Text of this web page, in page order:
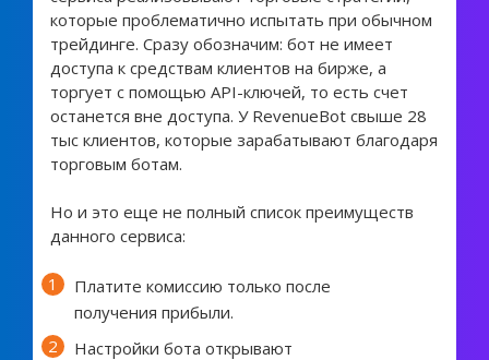
которые проблематично испытать при обычном
трейдинге. Сразу обозначим: бот не имеет
доступа к средствам клиентов на бирже, а
торгует с помощью API-ключей, то есть счет
останется вне доступа. У RevenueBot свыше 28
тыс клиентов, которые зарабатывают благодаря
торговым ботам.
Но и это еще не полный список преимуществ
данного сервиса:
Платите комиссию только после
получения прибыли.
Настройки бота открывают